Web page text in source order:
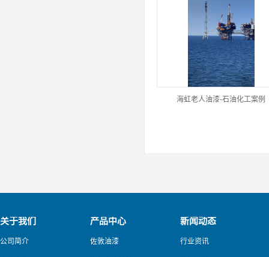
海虹老人油漆-石油化工案例
关于我们
公司简介
产品中心
佐敦油漆
新闻动态
行业资讯